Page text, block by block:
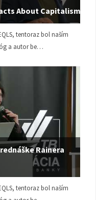
About Capitalism
tentoraz bol naším
a autor be…
Rainera
tentoraz bol naším